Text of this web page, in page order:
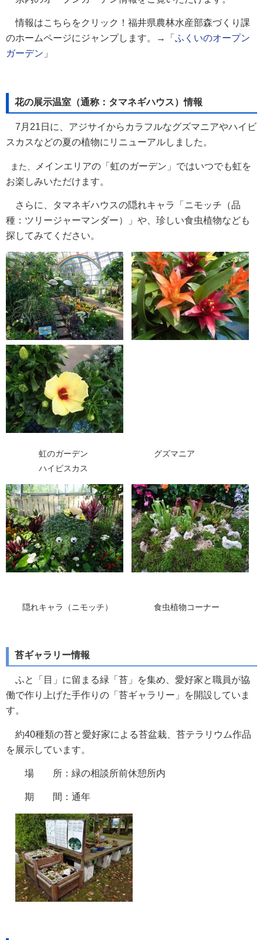
情報はこちらをクリック！福井県農林水産部森づくり課
のホームページにジャンプします。→「 ふくいのオープン
ガーデン 」
花の展示温室（通称：タマネギハウス）情報
7月21日に、アジサイからカラフルなグズマニアやハイビ
スカスなどの夏の植物にリニューアルしました。
また、
メインエリアの「虹のガーデン」ではいつでも虹を
お楽しみいただけます。
さらに、タマネギハウスの隠れキャラ「ニモッチ（品
種：ツリージャーマンダー）」や、珍しい食虫植物なども
探してみてください。
虹のガーデン グズマニア
ハイビスカス
隠れキャラ（ニモッチ） 食虫植物コーナー
苔ギャラリー情報
ふと「目」に留まる緑「苔」を集め、愛好家と職員が協
働で作り上げた手作りの「苔ギャラリー」を開設していま
す。
約40種類の苔と愛好家による苔盆栽、苔テラリウム作品
を展示しています。
場 所：緑の相談所前休憩所内
期 間：通年